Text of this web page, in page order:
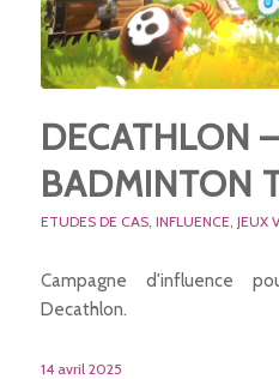
DECATHLON –
BADMINTON
ETUDES DE CAS, INFLUENCE JEUX
Campagne d'influence
Decathlon.
14 avril 2025